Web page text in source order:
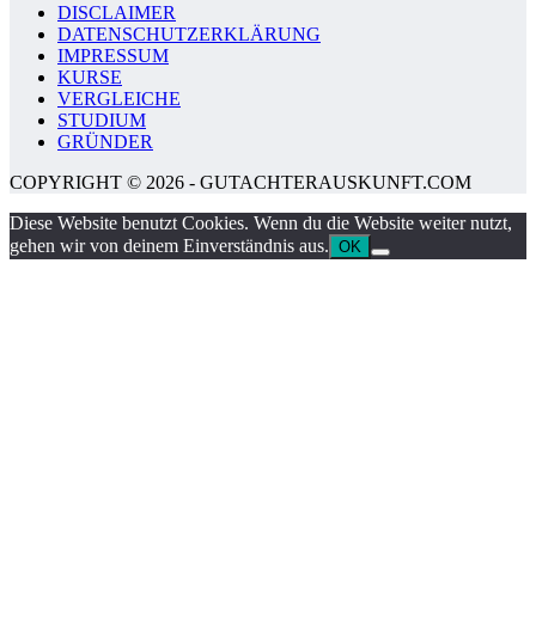
DISCLAIMER
DATENSCHUTZERKLÄRUNG
IMPRESSUM
KURSE
VERGLEICHE
STUDIUM
GRÜNDER
COPYRIGHT © 2026 - GUTACHTERAUSKUNFT.COM
Diese Website benutzt Cookies. Wenn du die Website weiter nutzt,
gehen wir von deinem Einverständnis aus. OK